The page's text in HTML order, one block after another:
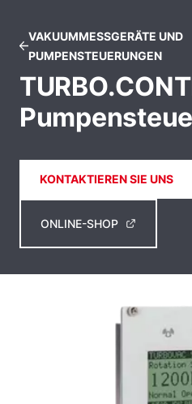
VAKUUMMESSGERÄTE UND
PUMPENSTEUERUNGEN
KONTAKTIEREN SIE UNS
ONLINE-SHOP